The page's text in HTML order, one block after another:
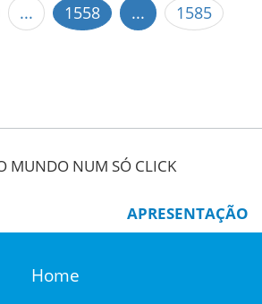
... 1558 ...
1585
MUNDO NUM SÓ CLICK
APRESENTAÇÃO
Home